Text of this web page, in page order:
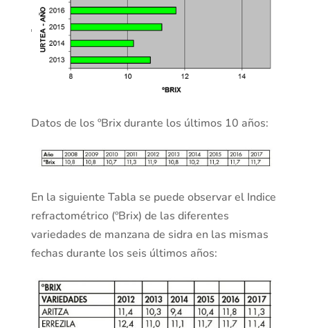
Datos de los ºBrix durante los últimos 10 años:
En la siguiente Tabla se puede observar el Indice
refractométrico (ºBrix) de las diferentes
variedades de manzana de sidra en las mismas
fechas durante los seis últimos años: